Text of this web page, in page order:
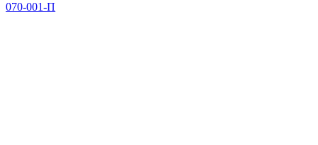
070-001-П